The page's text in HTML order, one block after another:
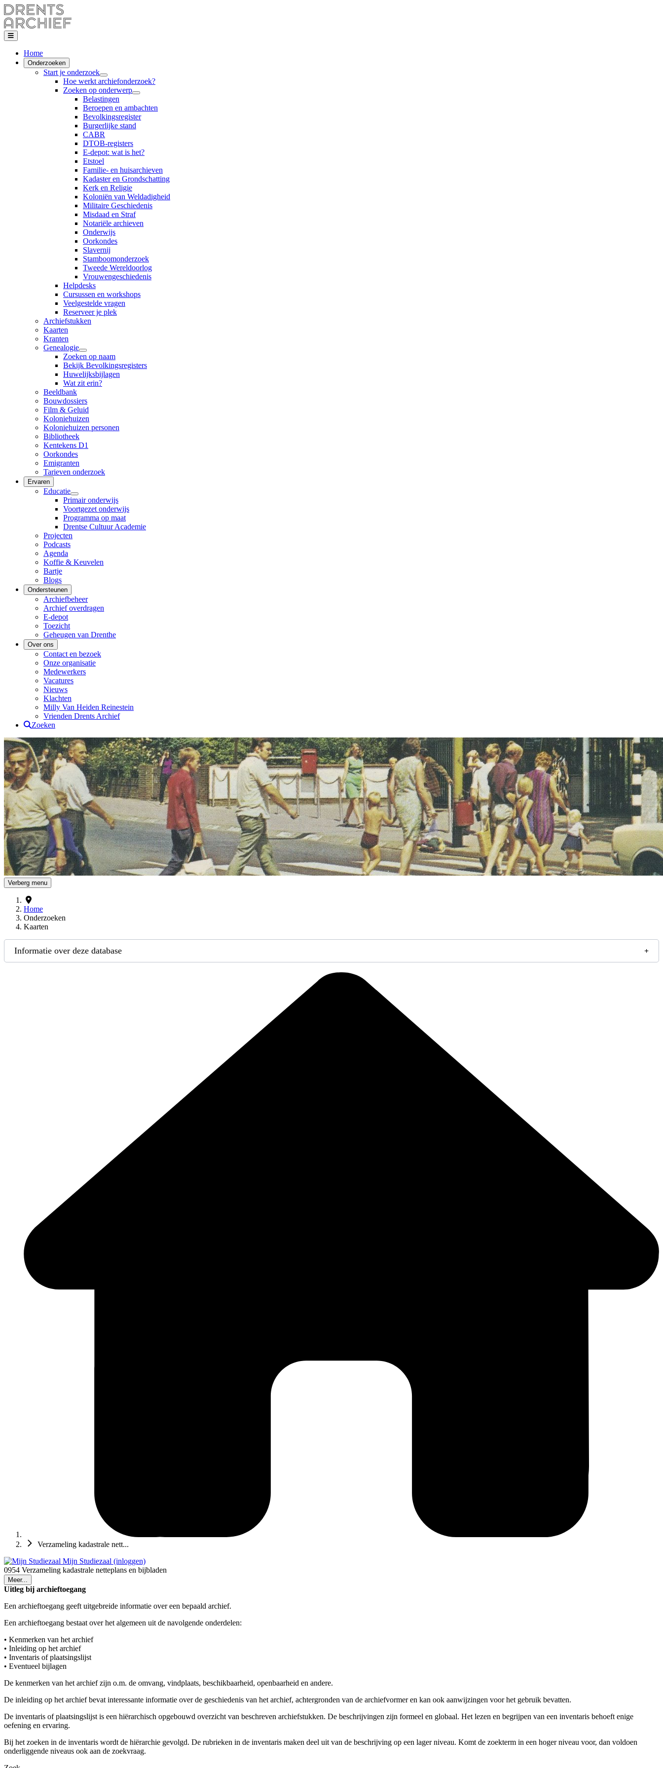
Home
Onderzoeken
Start je onderzoek
Hoe werkt archiefonderzoek?
Zoeken op onderwerp
Belastingen
Beroepen en ambachten
Bevolkingsregister
Burgerlijke stand
CABR
DTOB-registers
E-depot: wat is het?
Etstoel
Familie- en huisarchieven
Kadaster en Grondschatting
Kerk en Religie
Koloniën van Weldadigheid
Militaire Geschiedenis
Misdaad en Straf
Notariële archieven
Onderwijs
Oorkondes
Slavernij
Stamboomonderzoek
Tweede Wereldoorlog
Vrouwengeschiedenis
Helpdesks
Cursussen en workshops
Veelgestelde vragen
Reserveer je plek
Archiefstukken
Kaarten
Kranten
Genealogie
Zoeken op naam
Bekijk Bevolkingsregisters
Huwelijksbijlagen
Wat zit erin?
Beeldbank
Bouwdossiers
Film & Geluid
Koloniehuizen
Koloniehuizen personen
Bibliotheek
Kentekens D1
Oorkondes
Emigranten
Tarieven onderzoek
Ervaren
Educatie
Primair onderwijs
Voortgezet onderwijs
Programma op maat
Drentse Cultuur Academie
Projecten
Podcasts
Agenda
Koffie & Keuvelen
Bartje
Blogs
Ondersteunen
Archiefbeheer
Archief overdragen
E-depot
Toezicht
Geheugen van Drenthe
Over ons
Contact en bezoek
Onze organisatie
Medewerkers
Vacatures
Nieuws
Klachten
Milly Van Heiden Reinestein
Vrienden Drents Archief
Zoeken
Drents Archief
Verberg menu
Home
Onderzoeken
Kaarten
Informatie over deze database
Verzameling kadastrale nett...
Mijn Studiezaal (inloggen)
0954 Verzameling kadastrale netteplans en bijbladen
Meer...
Uitleg bij archieftoegang
Een archieftoegang geeft uitgebreide informatie over een bepaald archief.
Een archieftoegang bestaat over het algemeen uit de navolgende onderdelen:
• Kenmerken van het archief
• Inleiding op het archief
• Inventaris of plaatsingslijst
• Eventueel bijlagen
De kenmerken van het archief zijn o.m. de omvang, vindplaats, beschikbaarheid, openbaarheid en andere.
De inleiding op het archief bevat interessante informatie over de geschiedenis van het archief, achtergronden van de archiefvormer en kan ook aanwijzingen voor het gebruik bevatten.
De inventaris of plaatsingslijst is een hiërarchisch opgebouwd overzicht van beschreven archiefstukken. De beschrijvingen zijn formeel en globaal. Het lezen en begrijpen van een inventaris behoeft enige
oefening en ervaring.
Bij het zoeken in de inventaris wordt de hiërarchie gevolgd. De rubrieken in de inventaris maken deel uit van de beschrijving op een lager niveau. Komt de zoekterm in een hoger niveau voor, dan voldoen
onderliggende niveaus ook aan de zoekvraag.